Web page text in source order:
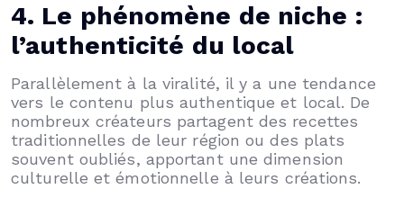
4. Le phénomène de niche :
l’authenticité du local
Parallèlement à la viralité, il y a une tendance
vers le contenu plus authentique et local. De
nombreux créateurs partagent des recettes
traditionnelles de leur région ou des plats
souvent oubliés, apportant une dimension
culturelle et émotionnelle à leurs créations.